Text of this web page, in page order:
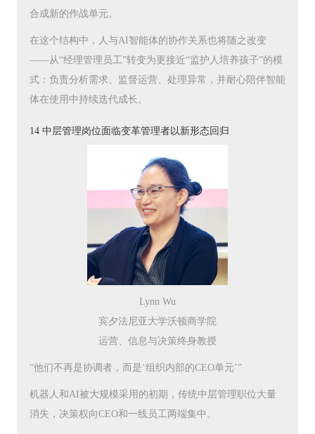
合成新的作战单元。
在这个结构中，人与AI智能体的协作关系也将随之改变
——从“经理管理员工”转变为更接近“监护人培养孩子”的模
式：负责分析需求、监督运营、处理异常，并耐心陪伴智能
体在使用中持续迭代成长。
14 中层管理岗位面临变革管理者以新形态回归
Lynn Wu
宾夕法尼亚大学沃顿商学院
运营、信息与决策终身教授
“他们不再是协调者，而是‘组织内部的CEO单元’”
机器人和AI被大规模采用的初期，传统中层管理职位大量
消失，决策权向CEO和一线员工两端集中。